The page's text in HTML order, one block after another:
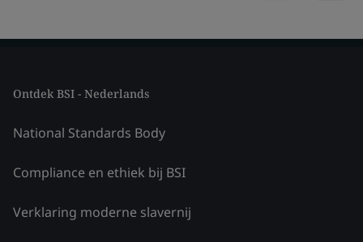
Ontdek BSI - Nederlands
National Standards Body
Compliance en ethiek bij BSI
Verklaring moderne slavernij